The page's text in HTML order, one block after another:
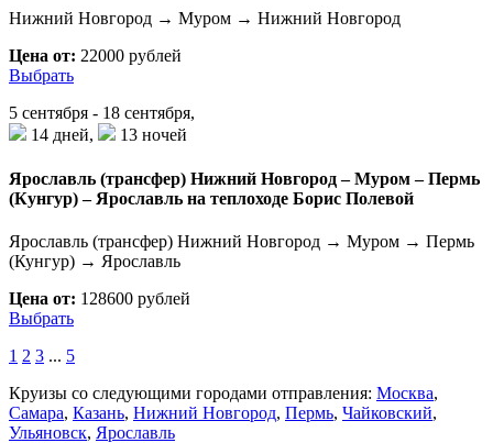
Нижний Новгород → Муром → Нижний Новгород
Цена от: 22000 рублей
Выбрать
5 сентября - 18 сентября,
14 дней,
13 ночей
Ярославль (трансфер) Нижний Новгород – Муром – Пермь
(Кунгур) – Ярославль на теплоходе Борис Полевой
Ярославль (трансфер) Нижний Новгород → Муром → Пермь
(Кунгур) → Ярославль
Цена от: 128600 рублей
Выбрать
1 2 3 ... 5
Круизы со следующими городами отправления: Москва,
Самара, Казань, Нижний Новгород, Пермь, Чайковский,
Ульяновск, Ярославль